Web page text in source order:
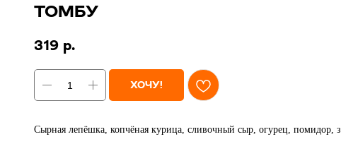
ТОМБУ
319 р.
ХОЧУ!
Сырная лепёшка, копчёная курица, сливочный сыр, огурец, помидор,